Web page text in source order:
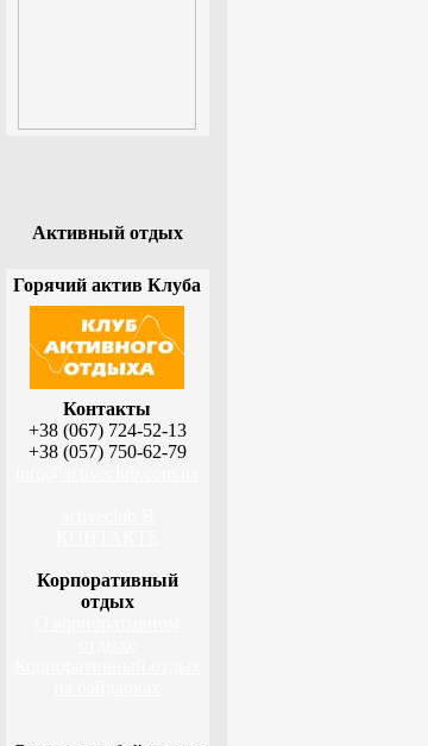
Активный отдых
Горячий актив Клуба
Контакты
+38 (067) 724-52-13
+38 (057) 750-62-79
Корпоративный
отдых